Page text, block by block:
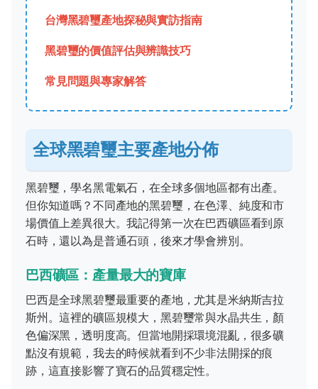
台灣黑碧璽產地探秘與實訪指南
黑碧璽的價值評估與辨識技巧
常見問題與專家解答
全球黑碧璽主要產地分佈
黑碧璽，學名黑電氣石，在全球多個地區都有出產。
但你知道嗎？不同產地的黑碧璽，在色澤、純度和市
場價值上差異很大。我記得第一次在巴西礦區看到原
石時，還以為是普通石頭，後來才學會辨別。
巴西礦區：產量最大的寶庫
巴西是全球黑碧璽最重要的產地，尤其是米納斯吉拉
斯州。這裡的礦區規模大，黑碧璽常與水晶共生，顏
色偏深黑，透明度高。但當地開採環境混亂，很多礦
點沒有規範，我去的時候就看到不少非法開採的痕
跡，這直接影響了寶石的品質穩定性。